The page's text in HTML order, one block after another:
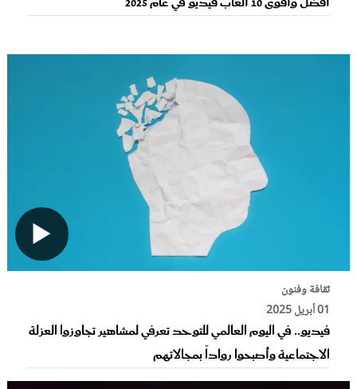
ثقافة وفنون
01 أبريل 2025
فيديو.. في اليوم العالمي للتوحد تعرفي لمشاهير تجاوزوا العزلة
الاجتماعية وأصبحوا رواداً بمجالاتهم